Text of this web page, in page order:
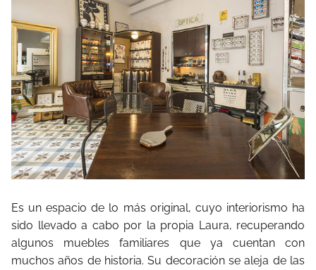
Es un espacio de lo más original, cuyo interiorismo ha
sido llevado a cabo por la propia Laura, recuperando
algunos muebles familiares que ya cuentan con
muchos años de historia. Su decoración se aleja de las